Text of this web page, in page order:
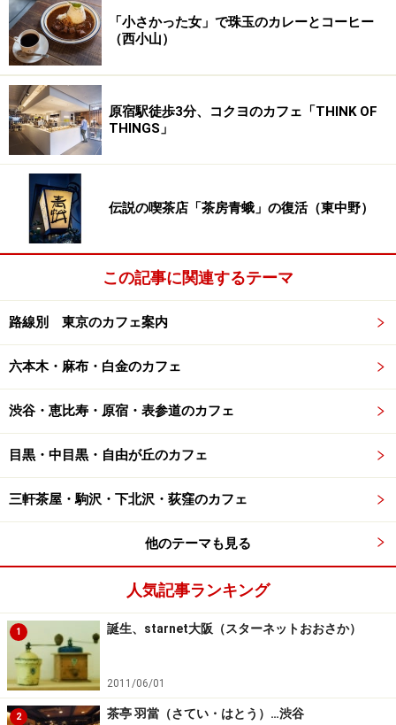
Paper Moonペーパームーン
MAUI COFFEE ROASTERSマウイ・コーヒーロースタ
ーズ
MINOCITTA + Sous Les Etoile
LuLuLu&Co ルルル・アンド・コー …閉店
【六本木のカフェ】
ukafeウカフェ（東京ミッドタウン）
Cafe Frangipaniカフェ・フランジパニ
JEAN-PAUL HEVIN
ッドタウン）
Mercedes-Benz Connectionメルセデス・ベンツ コレ
クション
patisserie Sadaharu AOKI paris
パティスリー・サダハ
ル・アオキ
Mi Cafetoミ・カフェート
【代官山のカフェ】
eau cafeオゥ・カフェ
omni-cafe オムニカフェ …閉店
CANOVIANO villetta カノビアーノ・ヴィレッタ
CAFFE MICHELANGERO
カフェ・ミケランジェロ
chocoholic cafeチョコホリック・カフェ
FRAMESフレイムス
holyホーリー
「小さかった女」で珠玉のカレーとコーヒー
（西小山）
原宿駅徒歩3分、コクヨのカフェ「THINK OF
THINGS」
伝説の喫茶店「茶房青蛾」の復活（東中野）
この記事に関連するテーマ
路線別 東京のカフェ案内
六本木・麻布・白金のカフェ
渋谷・恵比寿・原宿・表参道のカフェ
目黒・中目黒・自由が丘のカフェ
三軒茶屋・駒沢・下北沢・荻窪のカフェ
他のテーマも見る
人気記事ランキング
1 誕生、starnet大阪（スターネットおおさか）
2011/06/01
2 茶亭 羽當（さてい・はとう）…渋谷